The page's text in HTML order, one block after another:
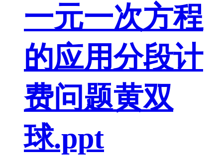
一元一次方程
的应用分段计
费问题黄双
球.ppt